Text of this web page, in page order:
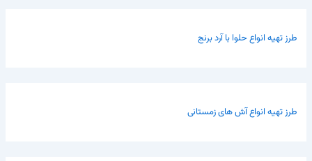
طرز تهیه انواع حلوا با آرد برنج
طرز تهیه انواع آش های زمستانی